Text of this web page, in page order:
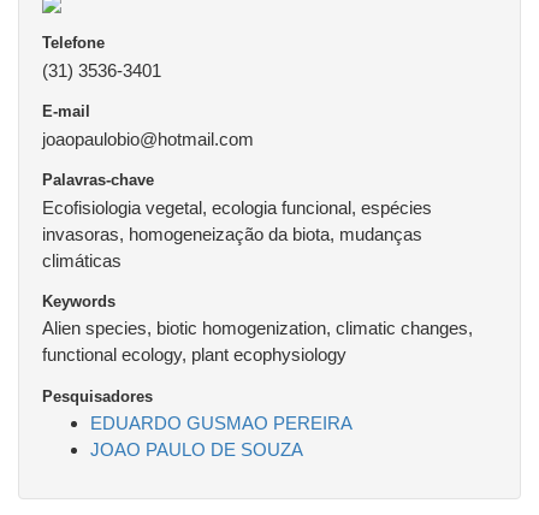
Telefone
(31) 3536-3401
E-mail
joaopaulobio@hotmail.com
Palavras-chave
Ecofisiologia vegetal, ecologia funcional, espécies
invasoras, homogeneização da biota, mudanças
climáticas
Keywords
Alien species, biotic homogenization, climatic changes,
functional ecology, plant ecophysiology
Pesquisadores
EDUARDO GUSMAO PEREIRA
JOAO PAULO DE SOUZA